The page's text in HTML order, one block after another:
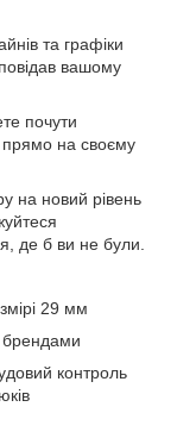
та графіки
вашому
почути
на своєму
на новий рівень
де б ви не були.
29 мм
брендами
контроль